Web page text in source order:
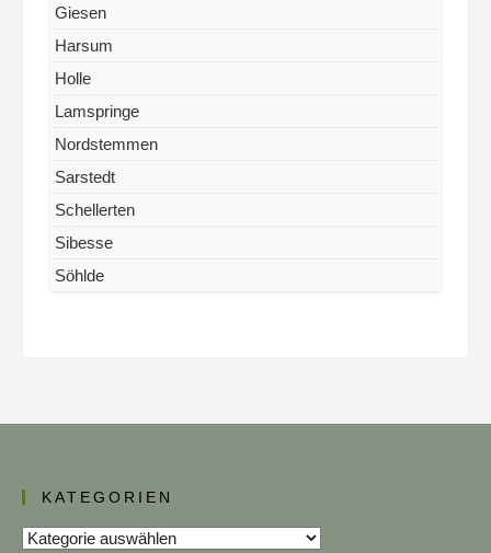
Giesen
Harsum
Holle
Lamspringe
Nordstemmen
Sarstedt
Schellerten
Sibesse
Söhlde
KATEGORIEN
Kategorien